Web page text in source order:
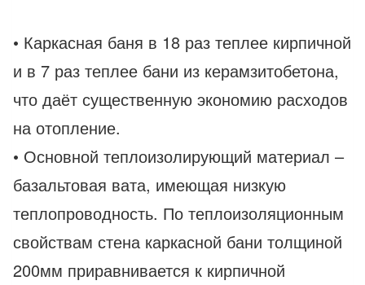
• Каркасная баня в 18 раз теплее кирпичной
и в 7 раз теплее бани из керамзитобетона,
что даёт существенную экономию расходов
на отопление.
• Основной теплоизолирующий материал –
базальтовая вата, имеющая низкую
теплопроводность. По теплоизоляционным
свойствам стена каркасной бани толщиной
200мм приравнивается к кирпичной